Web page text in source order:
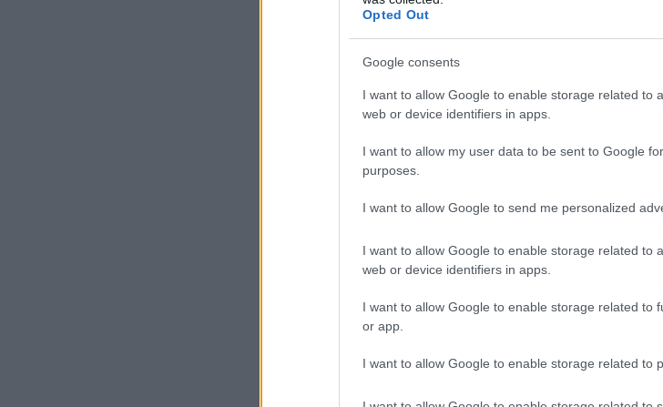
Opted Out
Google consents
I want to allow Google to enable storage related to
web or device identifiers in apps.
I want to allow my user data to be sent to Google
purposes.
I want to allow Google to send me personalized
I want to allow Google to enable storage related to
web or device identifiers in apps.
I want to allow Google to enable storage related to
or app.
I want to allow Google to enable storage related to